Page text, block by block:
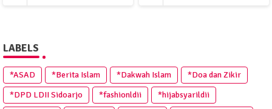
LABELS
*ASAD *Berita Islam *Dakwah Islam
*Doa dan Zikir
*DPD LDII Sidoarjo
*fashionldii *hijabsyarildii